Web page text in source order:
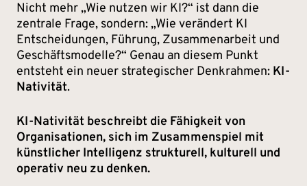
Nicht mehr „Wie nutzen wir KI?“ ist dann die
zentrale Frage, sondern: „Wie verändert KI
Entscheidungen, Führung, Zusammenarbeit und
Geschäftsmodelle?“ Genau an diesem Punkt
entsteht ein neuer strategischer Denkrahmen: KI-
Nativität.
KI-Nativität beschreibt die Fähigkeit von
Organisationen, sich im Zusammenspiel mit
künstlicher Intelligenz strukturell, kulturell und
operativ neu zu denken.